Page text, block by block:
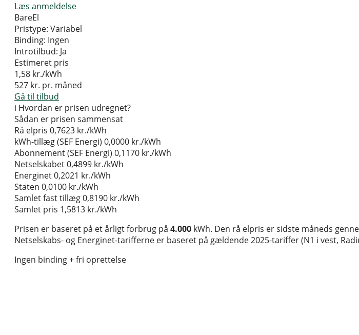
Læs anmeldelse
BareEl
Pristype: Variabel
Binding: Ingen
Introtilbud: Ja
Estimeret pris
1,58 kr./kWh
527 kr. pr. måned
Gå til tilbud
i Hvordan er prisen udregnet?
Sådan er prisen sammensat
Rå elpris 0,7623 kr./kWh
kWh-tillæg (SEF Energi) 0,0000 kr./kWh
Abonnement (SEF Energi) 0,1170 kr./kWh
Netselskabet0,4899 kr./kWh
Energinet0,2021 kr./kWh
Staten 0,0100 kr./kWh
Samlet fast tillæg0,8190 kr./kWh
Samlet pris 1,5813 kr./kWh
Prisen er baseret på et årligt forbrug på 4.000 kWh. Den rå elpris er sidste måneds
Netselskabs- og Energinet-tarifferne er baseret på gældende 2025-tariffer (N1 i vest,
Ingen binding + fri oprettelse